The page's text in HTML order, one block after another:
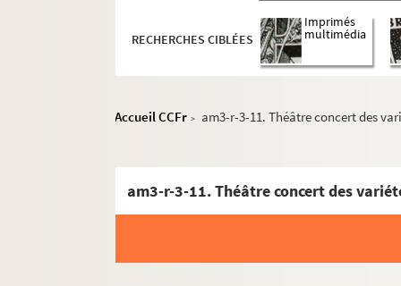
RECHERCHES CIBLÉES
Imprimés
multimédia
Accueil CCFr > am3-r-3-11. Théâtre concert des
am3-r-3-11. Théâtre concert des